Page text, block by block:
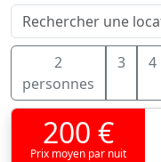
2
personnes
3 4
200 €
Prix moyen par nuit